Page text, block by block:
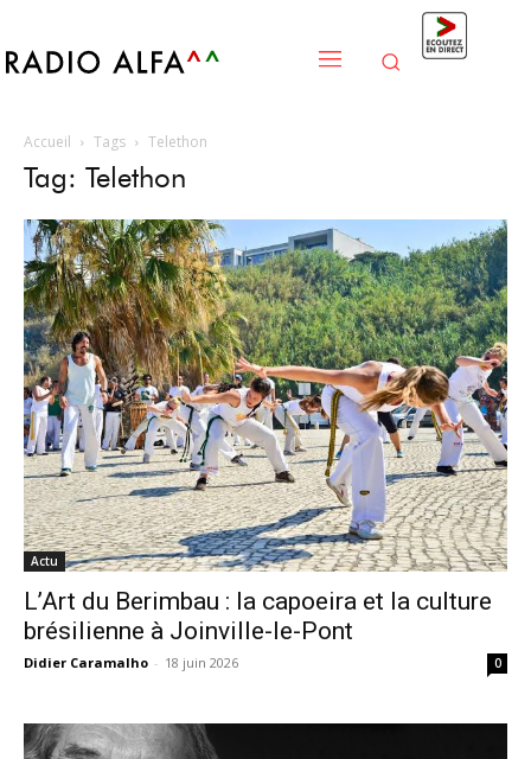
Accueil Tags Telethon
Tag: Telethon
Actu
L’Art du Berimbau : la capoeira et la culture
brésilienne à Joinville-le-Pont
Didier Caramalho - 18 juin 2026 0